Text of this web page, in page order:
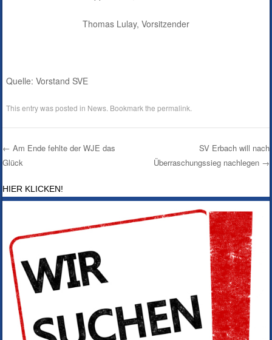
Thomas Lulay, Vorsitzender
Quelle: Vorstand SVE
This entry was posted in News . Bookmark thepermalink
Post navigation
← Am Ende fehlte der WJE das
Glück
SV Erbach will nach
Überraschungssieg nachlegen →
HIER KLICKEN!